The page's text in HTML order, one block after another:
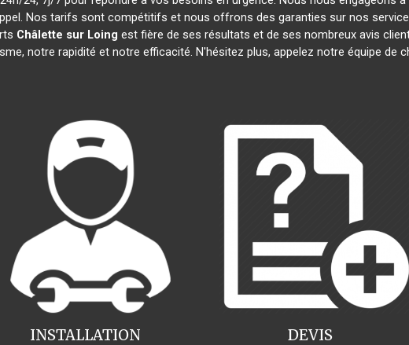
Nos tarifs sont compétitifs et nous offrons des garanties sur nos
Châlette sur Loing est fière de ses résultats et de ses nombreux avis
notre rapidité et notre efficacité. N'hésitez plus, appelez notre équipe de
INSTALLATION DEVIS